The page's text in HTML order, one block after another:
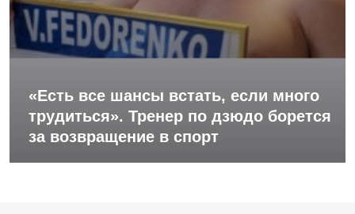
«Есть все шансы встать, если много
трудиться». Тренер по дзюдо борется
за возвращение в спорт